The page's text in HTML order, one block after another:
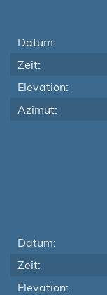
Datum:
Zeit:
Elevation:
Azimut:
Datum:
Zeit:
Elevation: